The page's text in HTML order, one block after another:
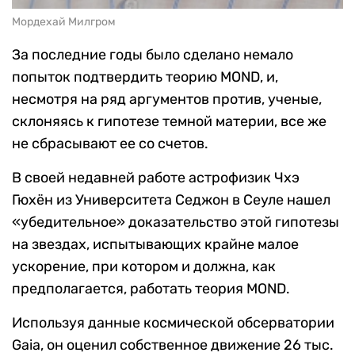
Мордехай Милгром
За последние годы было сделано немало
попыток подтвердить теорию MOND, и,
несмотря на ряд аргументов против, ученые,
склоняясь к гипотезе темной материи, все же
не сбрасывают ее со счетов.
В своей недавней работе астрофизик Чхэ
Гюхён изУниверситета Седжон в Сеуле нашел
«убедительное» доказательство этой гипотезы
на звездах, испытывающих крайне малое
ускорение, при котором и должна, как
предполагается, работать теория MOND.
Используя данные космической обсерватории
Gaia, он оценил собственное движение 26 тыс.